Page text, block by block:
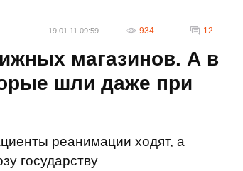
19.01.11 09:59 934 12
магазинов. А в
шли даже при
реанимации ходят, а
государству